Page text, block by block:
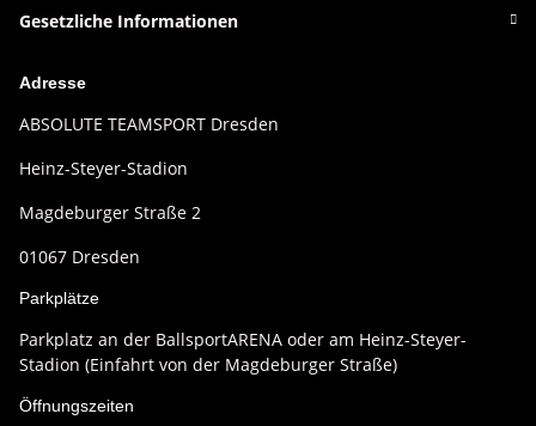
Gesetzliche Informationen
Adresse
ABSOLUTE TEAMSPORT Dresden
Heinz-Steyer-Stadion
Magdeburger Straße 2
01067 Dresden
Parkplätze
Parkplatz an der BallsportARENA oder am Heinz-Steyer-
Stadion (Einfahrt von der Magdeburger Straße)
Öffnungszeiten